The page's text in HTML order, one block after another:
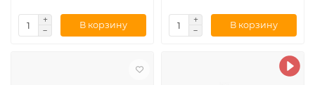
В корзину В корзину